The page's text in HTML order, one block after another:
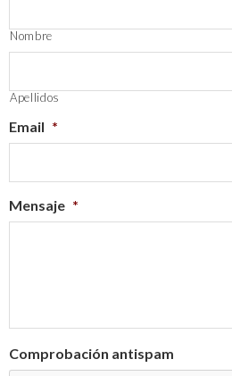
Nombre
Apellidos
Email *
Mensaje *
Comprobación antispam